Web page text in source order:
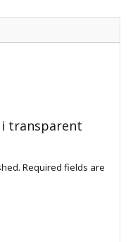
transparent
Required fields are